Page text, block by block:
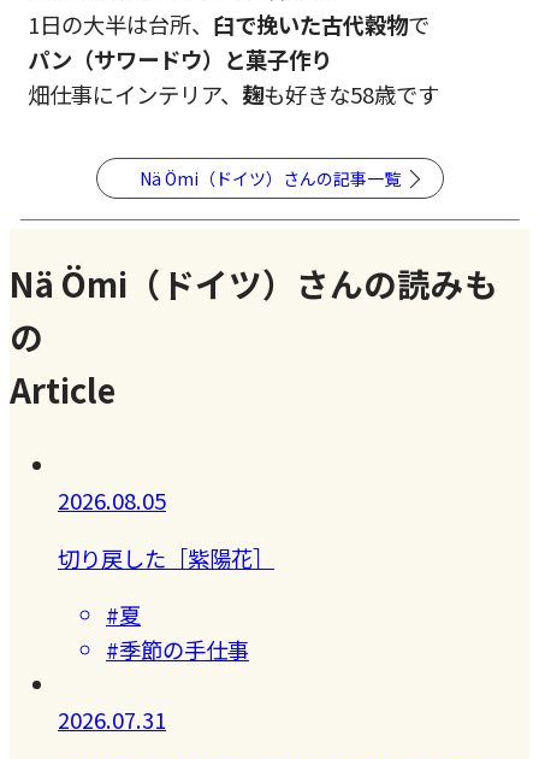
1日の大半は台所、 臼で挽いた古代穀物で
パン（サワードウ）と菓子作り
畑仕事にインテリア、 麹も好きな58歳です
Nä Ömi（ドイツ）さんの記事一覧
Nä Ömi（ドイツ）さんの読みも
の
Article
2026.08.05
切り戻した［紫陽花］
#夏
#季節の手仕事
2026.07.31